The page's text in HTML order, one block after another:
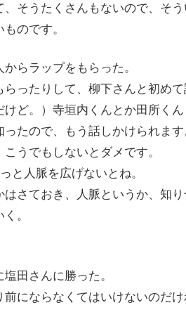
そうたくさんもないので、そ
のです。
らラップをもらった。
ったりして、柳下さんと初めて
けど。）寺垣内くんとか田所くん
たので、もう話しかけられます
うでもしないとダメです。
と人脈を広げないとね。
さておき、人脈というか、知り
。
田さんに勝った。
にならなくてはいけないのだけ